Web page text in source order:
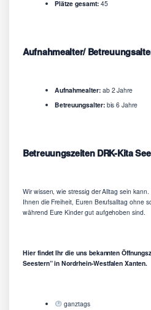
Plätze gesamt:45
Aufnahmealter/
Aufnahmealter:ab 2 Jahre
Betreuungsalter:bis 6 Jahre
Betreuungszeiten DRK-Kita
Wir wissen, wie stressig der Alltag sein
Ihnen die Freiheit, Euren Berufsalltag ohne
während Eure Kinder gut aufgehoben sind.
Hier findet Ihr die uns bekannten
Seestern” in Nordrhein-Westfalen Xanten.
ganztags